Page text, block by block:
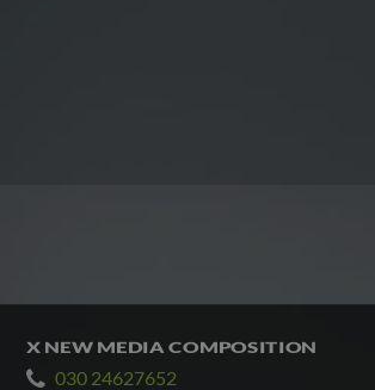
X NEW MEDIA COMPOSITION
030 24627652